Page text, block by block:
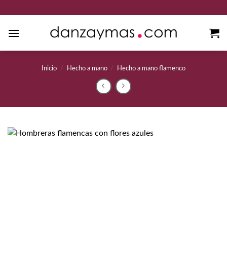
contenido
Inicio / Hecho a mano / Hecho a mano flamenco